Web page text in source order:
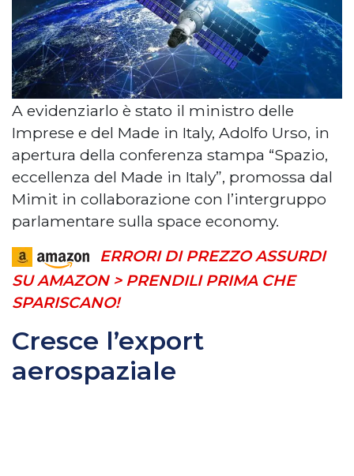
A evidenziarlo è stato il ministro delle
Imprese e del Made in Italy, Adolfo Urso, in
apertura della conferenza stampa “Spazio,
eccellenza del Made in Italy”, promossa dal
Mimit in collaborazione con l’intergruppo
parlamentare sulla space economy.
ERRORI DI PREZZO ASSURDI
SU AMAZON > PRENDILI PRIMA CHE
SPARISCANO!
Cresce l’export
aerospaziale